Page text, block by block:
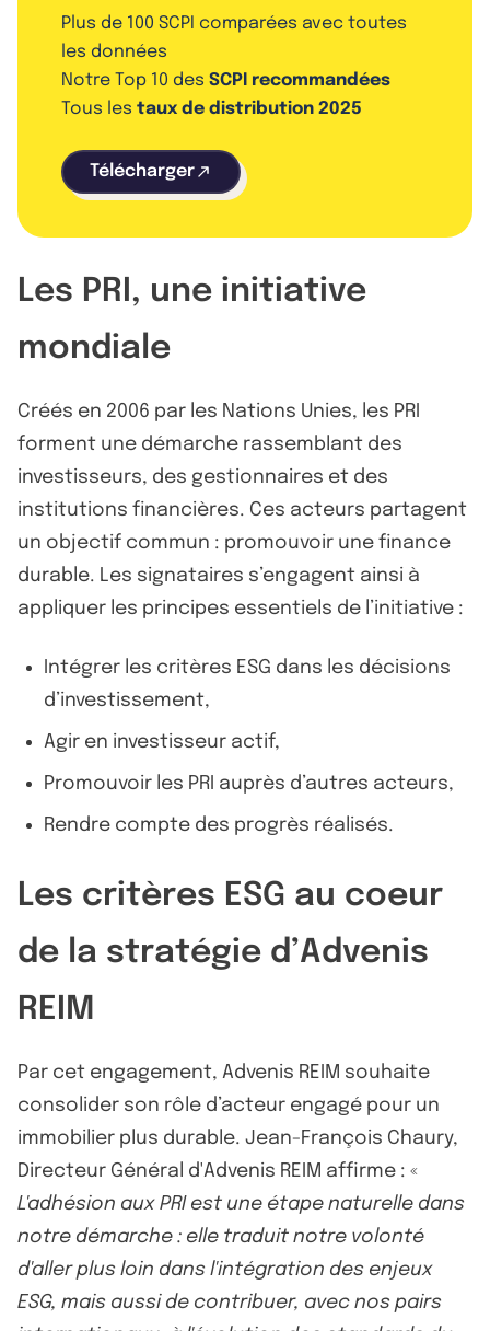
Plus de 100 SCPI comparées avec toutes
les données
Notre Top 10 des SCPI recommandées
Tous les taux de distribution 2025
Télécharger
Les PRI, une initiative
mondiale
Créés en 2006 par les Nations Unies, les PRI
forment une démarche rassemblant des
investisseurs, des gestionnaires et des
institutions financières. Ces acteurs partagent
un objectif commun : promouvoir une finance
durable. Les signataires s’engagent ainsi à
appliquer les principes essentiels de l’initiative :
Intégrer les critères ESG dans les décisions
d’investissement,
Agir en investisseur actif,
Promouvoir les PRI auprès d’autres acteurs,
Rendre compte des progrès réalisés.
Les critères ESG au coeur
de la stratégie d’Advenis
REIM
Par cet engagement, Advenis REIM souhaite
consolider son rôle d’acteur engagé pour un
immobilier plus durable. Jean-François Chaury,
Directeur Général d'Advenis REIM affirme : «
L'adhésion aux PRI est une étape naturelle dans
notre démarche : elle traduit notre volonté
d'aller plus loin dans l'intégration des enjeux
ESG, mais aussi de contribuer, avec nos pairs